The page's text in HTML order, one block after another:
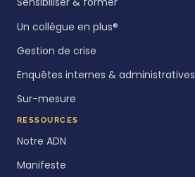
Un collègue en plus®
Gestion de crise
Enquêtes internes & administratives
Sur-mesure
RESSOURCES
Notre ADN
Manifeste